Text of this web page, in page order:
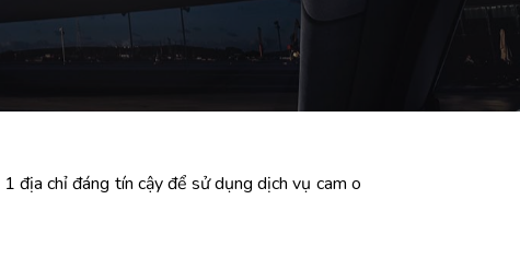
địa chỉ đáng tín cậy để sử dụng dịch vụ cam o